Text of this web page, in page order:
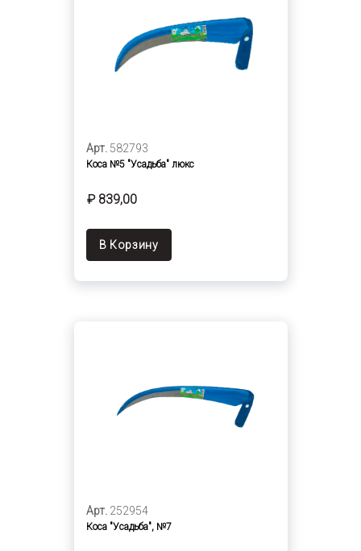
Арт. 582793
Коса №5 "Усадьба" люкс
₽ 839,00
В Корзину
Арт. 252954
Коса "Усадьба", №7